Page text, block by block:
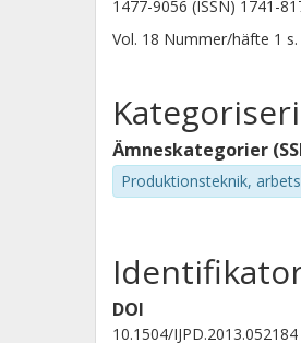
1477-9056 (ISSN) 1741-
Vol. 18 Nummer/häfte 1 s.
Ämneskategorier
Produktionsteknik,
DOI
10.1504/IJPD.2013.052184